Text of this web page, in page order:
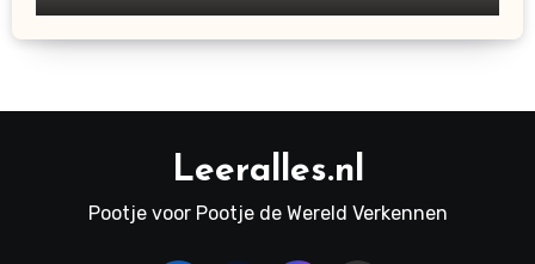
Leeralles.nl
Pootje voor Pootje de Wereld Verkennen